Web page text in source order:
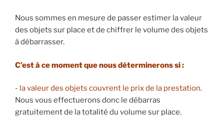
Nous sommes en mesure de passer estimer la valeur
des objets sur place et de chiffrer le volume des objets
à débarrasser.
​C’est à ce moment que nous déterminerons si :
​- la valeur des objets couvrent le prix de la prestation.
Nous vous effectuerons donc le débarras
gratuitement de la totalité du volume sur place.